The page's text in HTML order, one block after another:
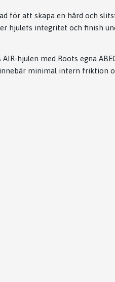
för att skapa en hård och
hjulets integritet och finish
hjulen med Roots egna
minimal intern friktion